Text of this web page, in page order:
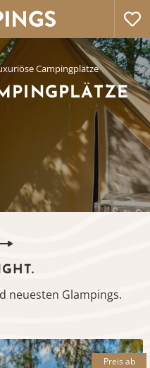
Campingplätze
neuesten Glampings.
Preis ab